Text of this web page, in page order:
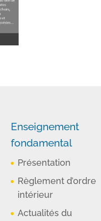
Enseignement
fondamental
Présentation
Règlement d’ordre
intérieur
Actualités du